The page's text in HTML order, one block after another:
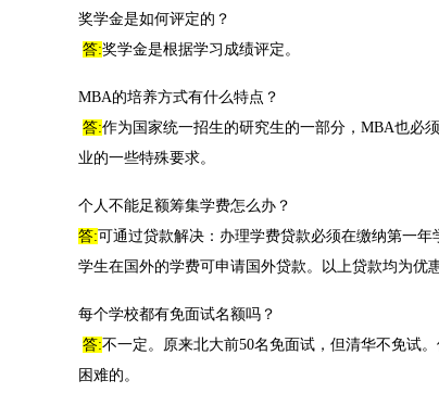
奖学金是如何评定的？
答:奖学金是根据学习成绩评定。
MBA的培养方式有什么特点？
答:作为国家统一招生的研究生的一部分，MBA也必
业的一些特殊要求。
个人不能足额筹集学费怎么办？
答:可通过贷款解决：办理学费贷款必须在缴纳第一
学生在国外的学费可申请国外贷款。以上贷款均为优
每个学校都有免面试名额吗？
答:不一定。原来北大前50名免面试，但清华不免试
困难的。